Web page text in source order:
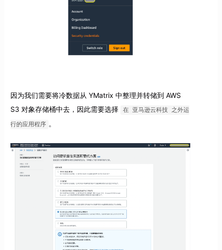
因为我们需要将冷数据从 YMatrix 中整理并转储到 AWS
S3 对象存储桶中去，因此需要选择
在 亚马逊云科技 之外运
行的应用程序 。